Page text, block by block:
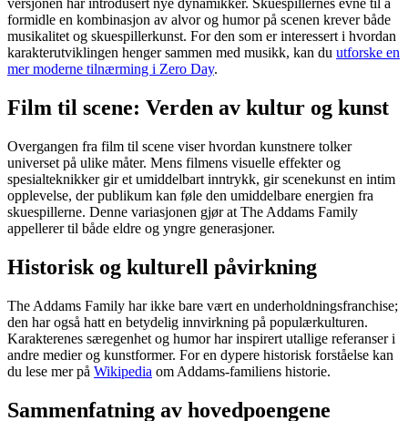
versjonen har introdusert nye dynamikker. Skuespillernes evne til å
formidle en kombinasjon av alvor og humor på scenen krever både
musikalitet og skuespillerkunst. For den som er interessert i hvordan
karakterutviklingen henger sammen med musikk, kan du utforske en
mer moderne tilnærming i Zero Day.
Film til scene: Verden av kultur og kunst
Overgangen fra film til scene viser hvordan kunstnere tolker
universet på ulike måter. Mens filmens visuelle effekter og
spesialteknikker gir et umiddelbart inntrykk, gir scenekunst en intim
opplevelse, der publikum kan føle den umiddelbare energien fra
skuespillerne. Denne variasjonen gjør at The Addams Family
appellerer til både eldre og yngre generasjoner.
Historisk og kulturell påvirkning
The Addams Family har ikke bare vært en underholdningsfranchise;
den har også hatt en betydelig innvirkning på populærkulturen.
Karakterenes særegenhet og humor har inspirert utallige referanser i
andre medier og kunstformer. For en dypere historisk forståelse kan
du lese mer på Wikipedia om Addams-familiens historie.
Sammenfatning av hovedpoengene